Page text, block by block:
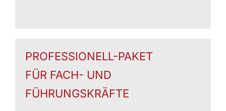
PROFESSIONELL-PAKET
FÜR FACH- UND
FÜHRUNGSKRÄFTE